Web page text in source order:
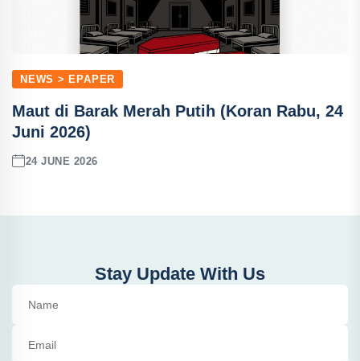
NEWS > EPAPER
Maut di Barak Merah Putih (Koran Rabu, 24
Juni 2026)
24 JUNE 2026
Stay Update With Us